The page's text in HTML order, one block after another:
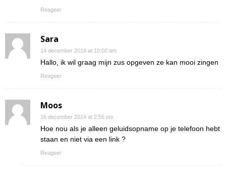
Reageer
Sara
14 december 2014 at 10:00 am
Hallo, ik wil graag mijn zus opgeven ze kan mooi zingen
Reageer
Moos
16 december 2014 at 2:56 pm
Hoe nou als je alleen geluidsopname op je telefoon hebt
staan en niet via een link ?
Reageer